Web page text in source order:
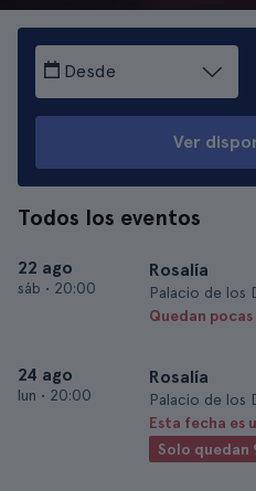
Desde
Ver
Todos los eventos
22 ago
sáb • 20:00
Rosalía
Palacio de los
Quedan
24 ago
lun • 20:00
Rosalía
Palacio de los
Esta fecha es
Solo quedan